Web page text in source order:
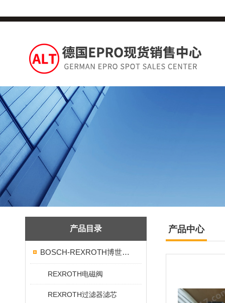
产品目录
BOSCH-REXROTH博世力士乐
REXROTH电磁阀
REXROTH过滤器滤芯
产品中心